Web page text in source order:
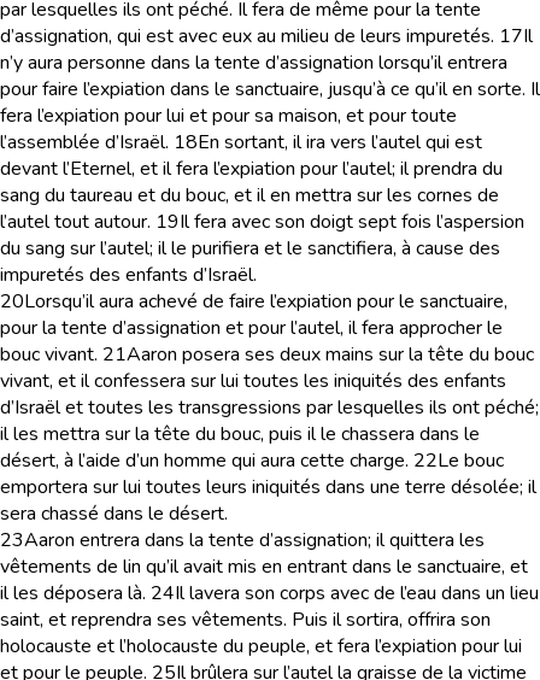
par lesquelles ils ont péché. Il fera de même pour la tente
d’assignation, qui est avec eux au milieu de leurs impuretés. 17Il
n’y aura personne dans la tente d’assignation lorsqu’il entrera
pour faire l’expiation dans le sanctuaire, jusqu’à ce qu’il en sorte. Il
fera l’expiation pour lui et pour sa maison, et pour toute
l’assemblée d’Israël. 18En sortant, il ira vers l’autel qui est
devant l’Eternel, et il fera l’expiation pour l’autel; il prendra du
sang du taureau et du bouc, et il en mettra sur les cornes de
l’autel tout autour. 19Il fera avec son doigt sept fois l’aspersion
du sang sur l’autel; il le purifiera et le sanctifiera, à cause des
impuretés des enfants d’Israël.
20Lorsqu’il aura achevé de faire l’expiation pour le sanctuaire,
pour la tente d’assignation et pour l’autel, il fera approcher le
bouc vivant. 21Aaron posera ses deux mains sur la tête du bouc
vivant, et il confessera sur lui toutes les iniquités des enfants
d’Israël et toutes les transgressions par lesquelles ils ont péché;
il les mettra sur la tête du bouc, puis il le chassera dans le
désert, à l’aide d’un homme qui aura cette charge. 22Le bouc
emportera sur lui toutes leurs iniquités dans une terre désolée; il
sera chassé dans le désert.
23Aaron entrera dans la tente d’assignation; il quittera les
vêtements de lin qu’il avait mis en entrant dans le sanctuaire, et
il les déposera là. 24Il lavera son corps avec de l’eau dans un lieu
saint, et reprendra ses vêtements. Puis il sortira, offrira son
holocauste et l’holocauste du peuple, et fera l’expiation pour lui
et pour le peuple. 25Il brûlera sur l’autel la graisse de la victime